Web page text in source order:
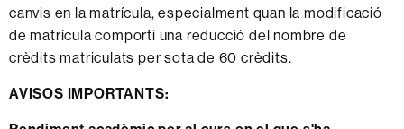
canvis en la matrícula, especialment quan la modificació
de matrícula comporti una reducció del nombre de
crèdits matriculats per sota de 60 crèdits.
AVISOS IMPORTANTS: